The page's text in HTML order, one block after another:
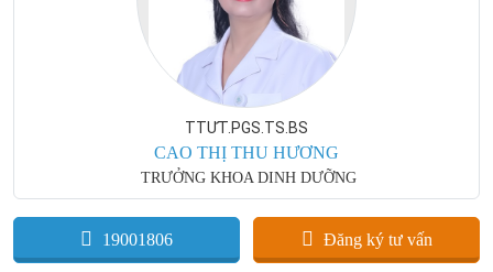
TTƯT.PGS.TS.BS
CAO THỊ THU HƯƠNG
TRƯỞNG KHOA DINH DƯỠNG
19001806 Đăng ký tư vấn